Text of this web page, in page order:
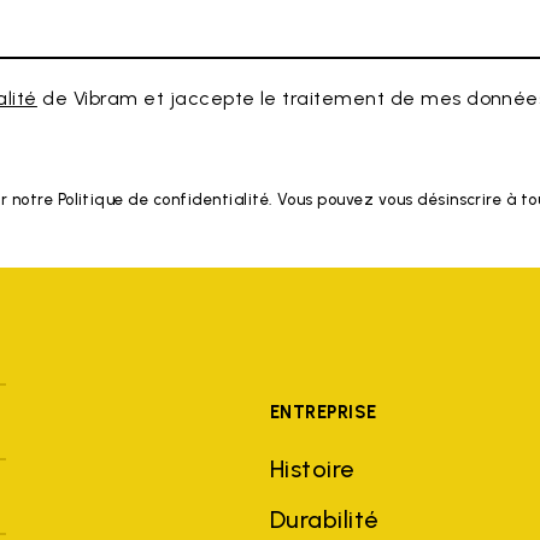
de Vibram et jaccepte le traitement de mes
notre Politique de confidentialité. Vous pouvez vous désinscrire à
ENTREPRISE
Histoire
Durabilité